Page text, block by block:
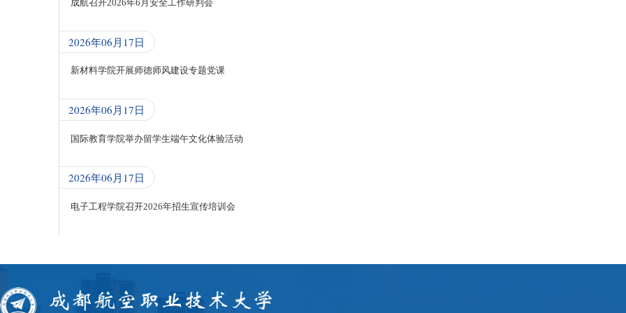
成航召开2026年6月安全工作研判会
2026年06月17日
新材料学院开展师德师风建设专题党课
2026年06月17日
国际教育学院举办留学生端午文化体验活动
2026年06月17日
电子工程学院召开2026年招生宣传培训会